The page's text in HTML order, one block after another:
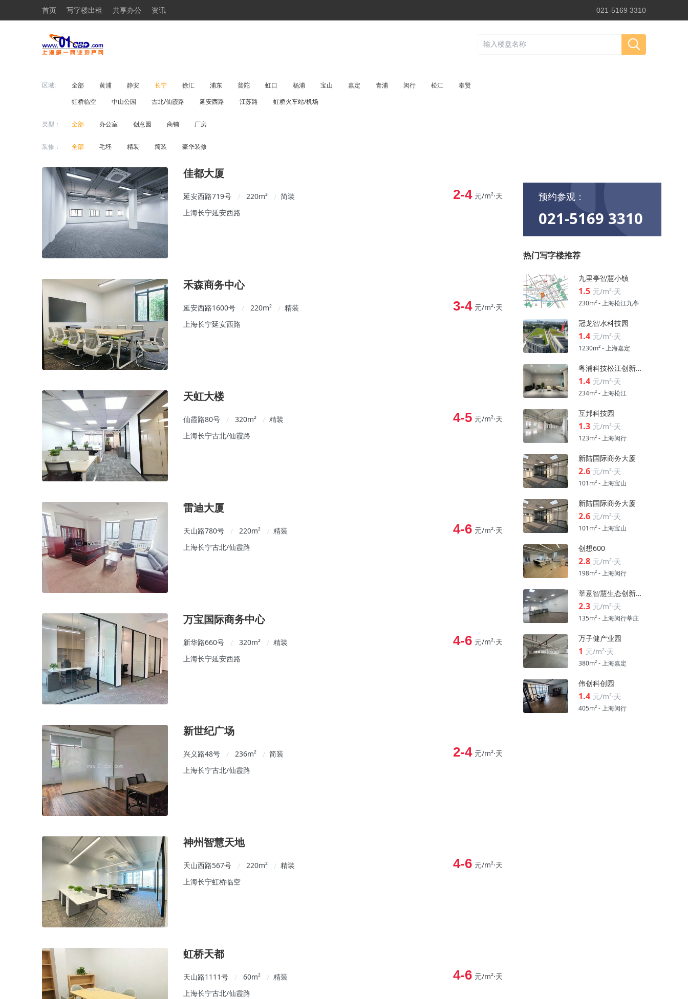
首页 写字楼出租 共享办公 资讯 021-5169 3310
区域: 全部 黄浦 静安 长宁 徐汇 浦东 普陀 虹口 杨浦 宝山 嘉定 青浦 闵行 松江
奉贤
虹桥临空
中山公园 古北/仙霞路 延安西路 江苏路 虹桥火车站/机场
类型： 全部 办公室 创意园 商铺 厂房
装修： 全部 毛坯 精装 简装 豪华装修
佳都大厦
延安西路719号 / 220m² / 简装
上海长宁延安西路
2-4 元/m²⋅天
禾森商务中心
延安西路1600号 / 220m² / 精装
上海长宁延安西路
3-4 元/m²⋅天
天虹大楼
仙霞路80号 / 320m² / 精装
上海长宁古北/仙霞路
4-5 元/m²⋅天
雷迪大厦
天山路780号 / 220m² / 精装
上海长宁古北/仙霞路
4-6 元/m²⋅天
万宝国际商务中心
新华路660号 / 320m² / 精装
上海长宁延安西路
4-6 元/m²⋅天
新世纪广场
兴义路48号 / 236m² / 简装
上海长宁古北/仙霞路
2-4 元/m²⋅天
神州智慧天地
天山西路567号 / 220m² / 精装
上海长宁虹桥临空
4-6 元/m²⋅天
虹桥天都
天山路1111号 / 60m² / 精装
上海长宁古北/仙霞路
4-6 元/m²⋅天
预约参观：
021-5169 3310
热门写字楼推荐
九里亭智慧小镇
1.5 元/m²⋅天
230m² - 上海松江九亭
冠龙智水科技园
1.4 元/m²⋅天
1230m² - 上海嘉定
粤浦科技松江创新中心
1.4 元/m²⋅天
234m² - 上海松江
互邦科技园
1.3 元/m²⋅天
123m² - 上海闵行
新陆国际商务大厦
2.6 元/m²⋅天
101m² - 上海宝山
新陆国际商务大厦
2.6 元/m²⋅天
101m² - 上海宝山
创想600
2.8 元/m²⋅天
198m² - 上海闵行
莘意智慧生态创新科技园
2.3 元/m²⋅天
135m² - 上海闵行莘庄
万子健产业园
1 元/m²⋅天
380m² - 上海嘉定
伟创科创园
1.4 元/m²⋅天
405m² - 上海闵行